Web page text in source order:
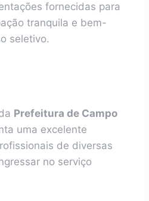
fornecidas para
tranquila e bem-
seletivo.
Prefeitura de Campo
uma excelente
de diversas
no serviço